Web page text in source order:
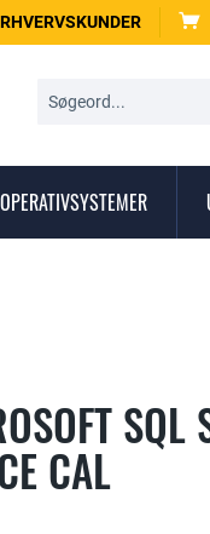
OPERATIVSYSTEMER
CAL